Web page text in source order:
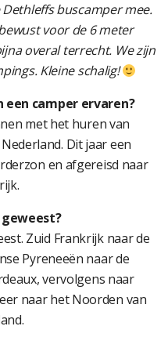
buscamper mee.
voor de 6 meter
overal terrecht. We zijn
Kleine schalig!
camper ervaren?
met het huren van
Dit jaar een
en afgereisd naar
Zuid Frankrijk naar de
Pyreneeën naar de
vervolgens naar
naar het Noorden van